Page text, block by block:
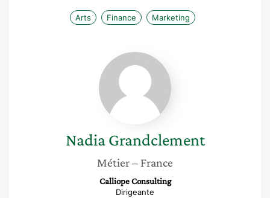
Arts Finance Marketing
Nadia
Grandclement
Nadia Grandclement
Métier– France
Calliope Consulting
Dirigeante